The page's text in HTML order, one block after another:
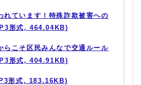
れています！特殊詐欺被害への
形式, 464.04KB)
らこそ区民みんなで交通ルール
形式, 404.91KB)
形式, 183.16KB)